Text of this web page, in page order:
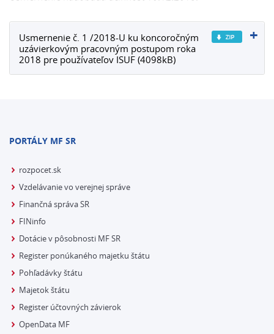
Usmernenie č. 1 /2018-U ku koncoročným
uzávierkovým pracovným postupom roka
2018 pre používateľov ISUF (4098kB)
PORTÁLY MF SR
rozpocet.sk
Vzdelávanie vo verejnej správe
Finančná správa SR
FINinfo
Dotácie v pôsobnosti MF SR
Register ponúkaného majetku štátu
Pohľadávky štátu
Majetok štátu
Register účtovných závierok
OpenData MF